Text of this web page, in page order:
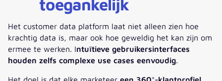
toegankelijk
Het customer data platform laat niet alleen zien hoe
krachtig data is, maar ook hoe geweldig het kan zijn om
ermee te werken. Intuïtieve gebruikersinterfaces
houden zelfs complexe use cases eenvoudig
Het doel is dat elke marketeer een 360°-klantprofiel